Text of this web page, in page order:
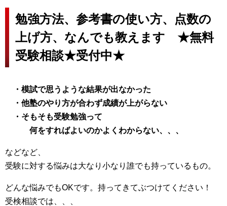
勉強方法、参考書の使い方、点数の
上げ方、なんでも教えます ★無料
受験相談★受付中★
・模試で思うような結果が出なかった
・他塾のやり方が合わず成績が上がらない
・そもそも受験勉強って
何をすればよいのかよくわからない、、、
などなど、
受験に対する悩みは大なり小なり誰でも持っているもの。
どんな悩みでもOKです。持ってきてぶつけてください！
受検相談では、、、